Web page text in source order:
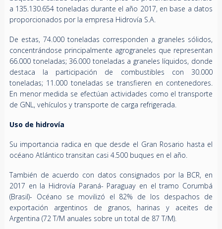
a 135.130.654 toneladas durante el año 2017, en base a datos
proporcionados por la empresa Hidrovía S.A.
De estas, 74.000 toneladas corresponden a graneles sólidos,
concentrándose principalmente agrograneles que representan
66.000 toneladas; 36.000 toneladas a graneles líquidos, donde
destaca la participación de combustibles con 30.000
toneladas; 11.000 toneladas se transfieren en contenedores.
En menor medida se efectúan actividades como el transporte
de GNL, vehículos y transporte de carga refrigerada.
Uso de hidrovía
Su importancia radica en que desde el Gran Rosario hasta el
océano Atlántico transitan casi 4.500 buques en el año.
También de acuerdo con datos consignados por la BCR, en
2017 en la Hidrovía Paraná- Paraguay en el tramo Corumbá
(Brasil)- Océano se movilizó el 82% de los despachos de
exportación argentinos de granos, harinas y aceites de
Argentina (72 T/M anuales sobre un total de 87 T/M).